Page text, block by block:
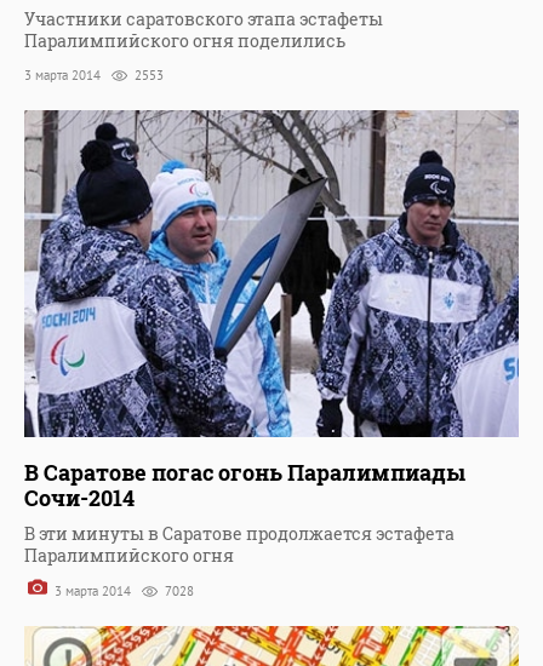
Участники саратовского этапа эстафеты
Паралимпийского огня поделились
3 марта 2014 2553
В Саратове погас огонь Паралимпиады
Сочи-2014
В эти минуты в Саратове продолжается эстафета
Паралимпийского огня
3 марта 2014 7028